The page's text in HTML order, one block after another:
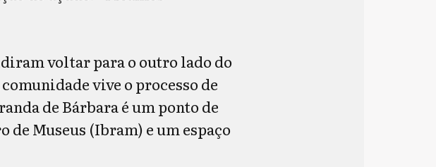
voltar para o outro lado do
vive o processo de
de Bárbara é um ponto de
Museus (Ibram) e um espaço